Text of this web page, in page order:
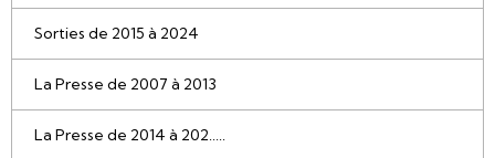
Sorties de 2015 à 2024
La Presse de 2007 à 2013
La Presse de 2014 à 202.....